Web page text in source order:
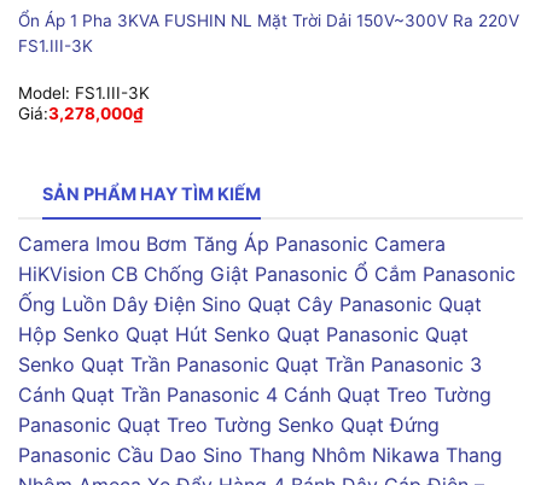
Ổn Áp 1 Pha 3KVA FUSHIN NL Mặt Trời Dải 150V~300V Ra 220V
FS1.III-3K
Model: FS1.III-3K
Giá:3,278,000₫
SẢN PHẨM HAY TÌM KIẾM
Camera Imou Bơm Tăng Áp Panasonic Camera
HiKVision CB Chống Giật Panasonic Ổ Cắm Panasonic
Ống Luồn Dây Điện Sino Quạt Cây Panasonic Quạt
Hộp Senko Quạt Hút Senko Quạt Panasonic Quạt
Senko Quạt Trần Panasonic Quạt Trần Panasonic 3
Cánh Quạt Trần Panasonic 4 Cánh Quạt Treo Tường
Panasonic Quạt Treo Tường Senko Quạt Đứng
Panasonic Cầu Dao Sino Thang Nhôm Nikawa Thang